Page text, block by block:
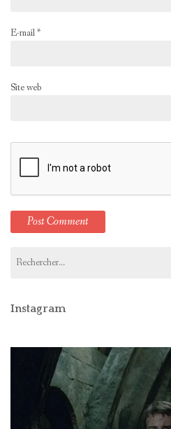
E-mail*
Site web
Instagram